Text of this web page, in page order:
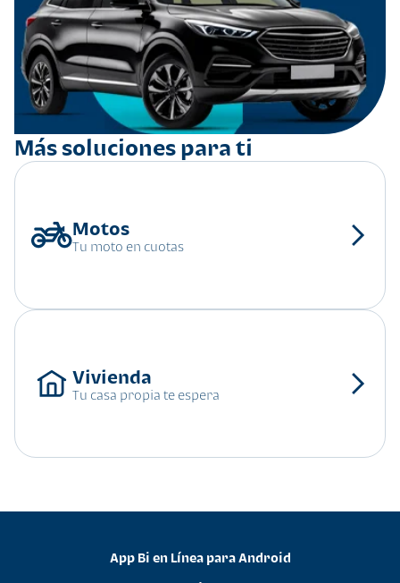
Más soluciones para ti
Tu moto en cuotas
Tu casa propia te espera
App Bi en Línea para Android